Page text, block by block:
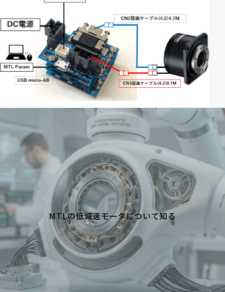
MTLの低減速モータについて知る